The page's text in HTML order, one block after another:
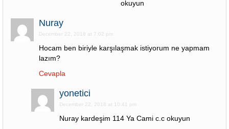
okuyun
Nuray
December 22, 2018 at 7:02 pm
Hocam ben biriyle karşılaşmak istiyorum ne yapmam
lazım?
Cevapla
yonetici
December 22, 2018 at 10:41 pm
Nuray kardeşim 114 Ya Cami c.c okuyun